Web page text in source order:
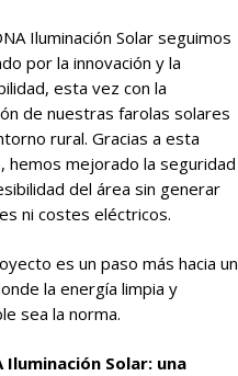
Iluminación Solar seguimos
por la innovación y la
esta vez con la
de nuestras farolas solares
rural. Gracias a esta
hemos mejorado la seguridad
del área sin generar
ni costes eléctricos.
es un paso más hacia un
la energía limpia y
sea la norma.
Iluminación Solar: una